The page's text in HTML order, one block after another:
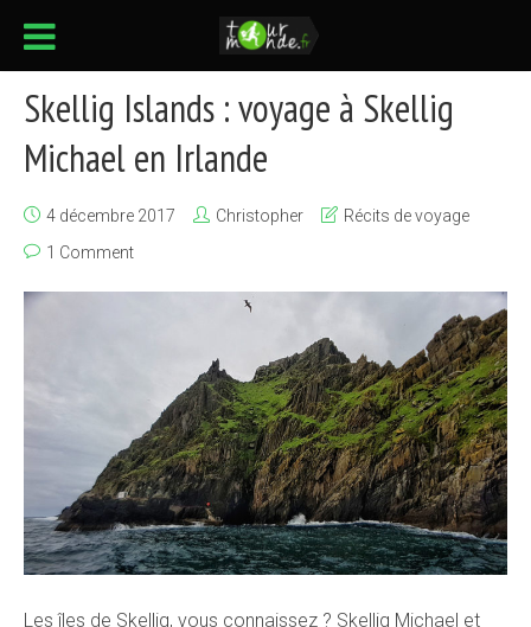
Skellig Islands : voyage à Skellig
Michael en Irlande
4 décembre 2017 Christopher
Récits de voyage
1 Comment
Les îles de Skellig, vous connaissez ? Skellig Michael et